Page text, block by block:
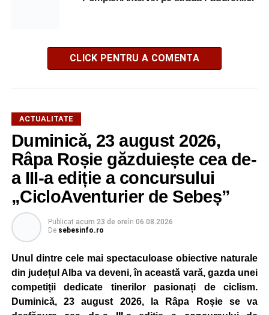
CLICK PENTRU A COMENTA
ACTUALITATE
Duminică, 23 august 2026,
Râpa Roșie găzduiește cea de-
a III-a ediție a concursului
„CicloAventurier de Sebeș”
Publicat acum 23 de oreîn 06.08.2026
De sebesinfo.ro
Unul dintre cele mai spectaculoase obiective naturale
din județul Alba va deveni, în această vară, gazda unei
competiții dedicate tinerilor pasionați de ciclism.
Duminică, 23 august 2026, la Râpa Roșie se va